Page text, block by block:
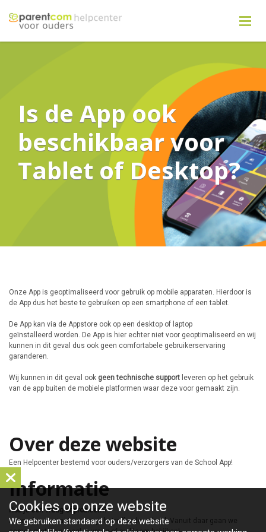
Is de App ook
beschikbaar voor
Tablet of Desktop?
Onze App is geoptimaliseerd voor gebruik op mobile apparaten. Hierdoor is
de App dus het beste te gebruiken op een smartphone of een tablet.
De App kan via de Appstore ook op een desktop of laptop
geïnstalleerd worden. De App is hier echter niet voor geoptimaliseerd en wij
kunnen in dit geval dus ook geen comfortabele gebruikerservaring
garanderen.
Wij kunnen in dit geval ook geen technische support leveren op het gebruik
van de app buiten de mobiele platformen waar deze voor gemaakt zijn.
Over deze website
Een Helpcenter bestemd voor ouders/verzorgers van de School App!
Informatie
Heb je een vraag of probleem?
Neem dan contact op met je betreffende school. Vanuit daar gaan we
Cookies oponze website
We gebruiken standaard op deze website